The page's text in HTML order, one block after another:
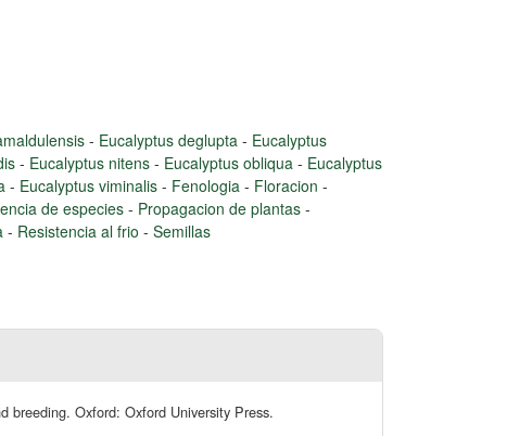
- Eucalyptus deglupta - Eucalyptus
- Eucalyptus nitens - Eucalyptus obliqua - Eucalyptus
- Eucalyptus viminalis - Fenologia - Floracion -
de especies- Propagacion de plantas -
- Resistencia al frio - Semillas
breeding. Oxford: Oxford University Press.